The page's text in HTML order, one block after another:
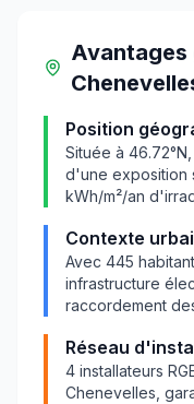
Avantages
Position
Située à 46.72°N,
d'une exposition
kWh/m²/an
Contexte
Avec 445
infrastructure
raccordement
Réseau
4 installateurs
Chenevelles ,